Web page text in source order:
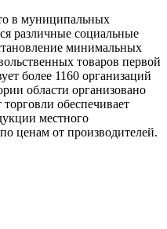
в муниципальных
различные социальные
минимальных
товаров первой
более 1160 организаций
области организовано
обеспечивает
местного
ценам от производителей.